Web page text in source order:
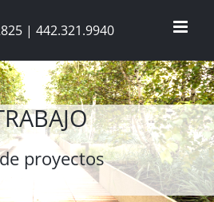
| 442.321.9940
proyectos